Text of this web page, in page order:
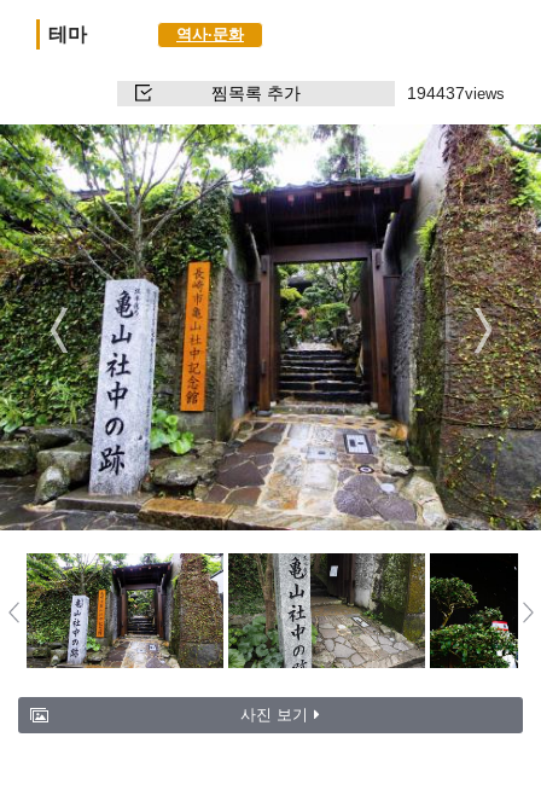
테마 역사∙문화
찜목록 추가 194437views
사진 보기